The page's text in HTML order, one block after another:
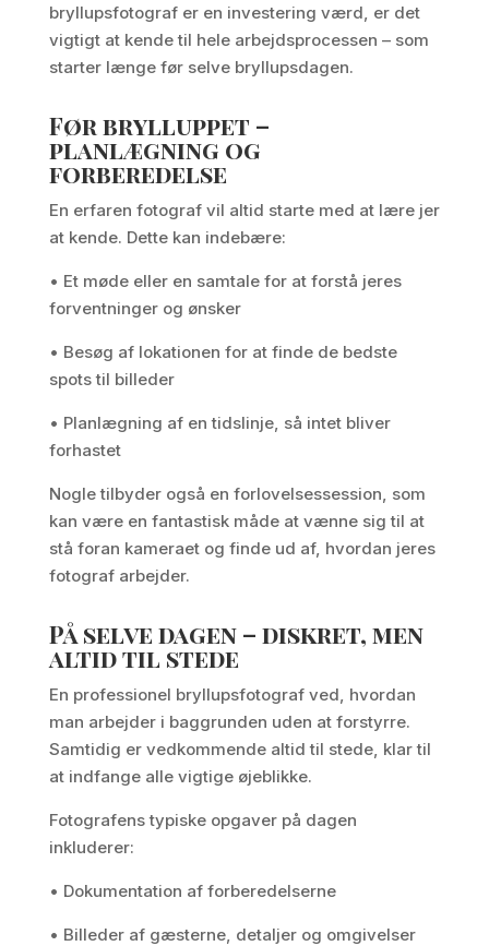
bryllupsfotograf er en investering værd, er det
vigtigt at kende til hele arbejdsprocessen – som
starter længe før selve bryllupsdagen.
Før brylluppet –
planlægning og
forberedelse
En erfaren fotograf vil altid starte med at lære jer
at kende. Dette kan indebære:
• Et møde eller en samtale for at forstå jeres
forventninger og ønsker
• Besøg af lokationen for at finde de bedste
spots til billeder
• Planlægning af en tidslinje, så intet bliver
forhastet
Nogle tilbyder også en forlovelsessession, som
kan være en fantastisk måde at vænne sig til at
stå foran kameraet og finde ud af, hvordan jeres
fotograf arbejder.
På selve dagen – diskret, men
altid til stede
En professionel bryllupsfotograf ved, hvordan
man arbejder i baggrunden uden at forstyrre.
Samtidig er vedkommende altid til stede, klar til
at indfange alle vigtige øjeblikke.
Fotografens typiske opgaver på dagen
inkluderer:
• Dokumentation af forberedelserne
• Billeder af gæsterne, detaljer og omgivelser